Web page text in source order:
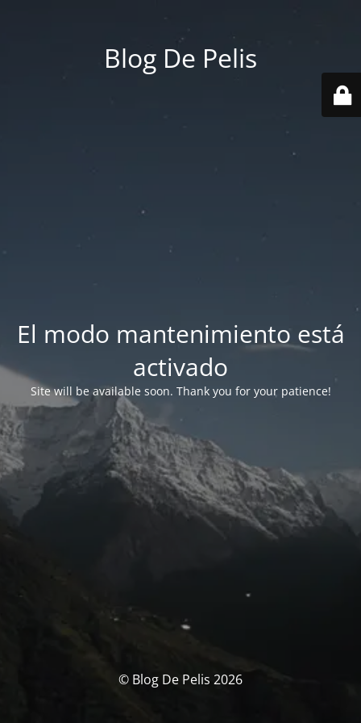
Blog De Pelis
El modo mantenimiento está
activado
Site will be available soon. Thank you for your patience!
© Blog De Pelis 2026